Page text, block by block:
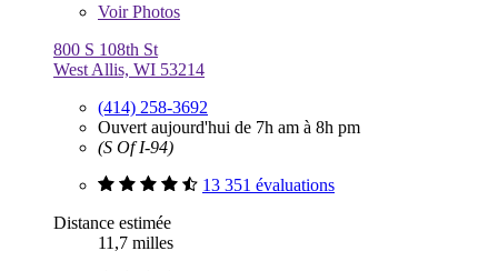
VoirPhotos
800 S 108th St
West Allis, WI 53214
(414) 258-3692
Ouvert aujourd'hui de 7h am à 8h pm
(S Of I-94)
13 351 évaluations
Distance estimée
11,7 milles